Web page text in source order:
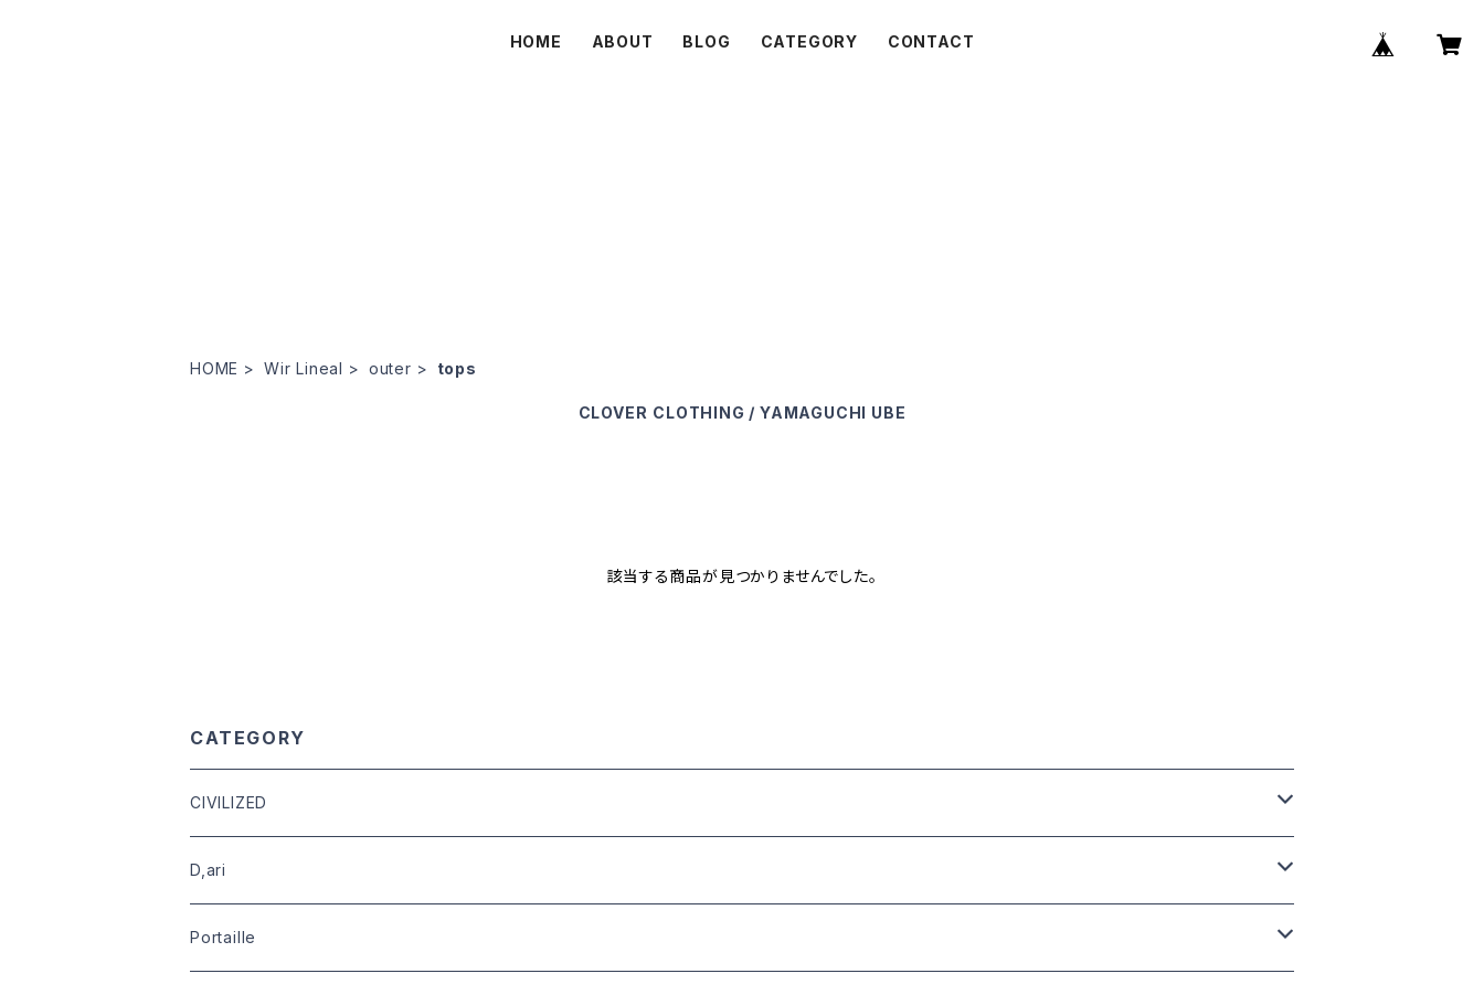
HOME ABOUT BLOG CATEGORY CONTACT
HOME Wir Lineal outer tops
CLOVER CLOTHING / YAMAGUCHI UBE
該当する商品が見つかりませんでした。
CATEGORY
CIVILIZED
leather
outer
D,ari
Dari Clothing
Portaille